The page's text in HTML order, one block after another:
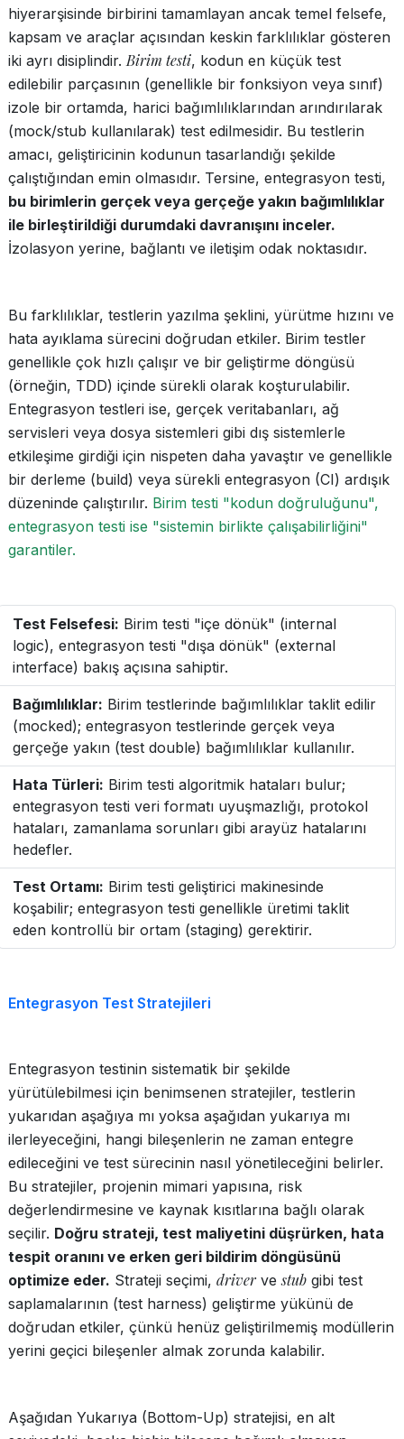
hiyerarşisinde birbirini tamamlayan ancak temel felsefe,
kapsam ve araçlar açısından keskin farklılıklar gösteren
iki ayrı disiplindir.Birim testi, kodun en küçük test
edilebilir parçasının (genellikle bir fonksiyon veya sınıf)
izole bir ortamda, harici bağımlılıklarından arındırılarak
(mock/stub kullanılarak) test edilmesidir. Bu testlerin
amacı, geliştiricinin kodunun tasarlandığı şekilde
çalıştığından emin olmasıdır. Tersine, entegrasyon testi,
bu birimlerin gerçek veya gerçeğe yakın bağımlılıklar
ile birleştirildiği durumdaki davranışını inceler.
İzolasyon yerine, bağlantı ve iletişim odak noktasıdır.
Bu farklılıklar, testlerin yazılma şeklini, yürütme hızını ve
hata ayıklama sürecini doğrudan etkiler. Birim testler
genellikle çok hızlı çalışır ve bir geliştirme döngüsü
(örneğin, TDD) içinde sürekli olarak koşturulabilir.
Entegrasyon testleri ise, gerçek veritabanları, ağ
servisleri veya dosya sistemleri gibi dış sistemlerle
etkileşime girdiği için nispeten daha yavaştır ve genellikle
bir derleme (build) veya sürekli entegrasyon (CI) ardışık
düzeninde çalıştırılır. Birim testi "kodun doğruluğunu",
entegrasyon testi ise "sistemin birlikte çalışabilirliğini"
garantiler.
Test Felsefesi: Birim testi "içe dönük" (internal
logic), entegrasyon testi "dışa dönük" (external
interface) bakış açısına sahiptir.
Bağımlılıklar: Birim testlerinde bağımlılıklar taklit edilir
(mocked); entegrasyon testlerinde gerçek veya
gerçeğe yakın (test double) bağımlılıklar kullanılır.
Hata Türleri: Birim testi algoritmik hataları bulur;
entegrasyon testi veri formatı uyuşmazlığı, protokol
hataları, zamanlama sorunları gibi arayüz hatalarını
hedefler.
Test Ortamı: Birim testi geliştirici makinesinde
koşabilir; entegrasyon testi genellikle üretimi taklit
eden kontrollü bir ortam (staging) gerektirir.
Entegrasyon Test Stratejileri
Entegrasyon testinin sistematik bir şekilde
yürütülebilmesi için benimsenen stratejiler, testlerin
yukarıdan aşağıya mı yoksa aşağıdan yukarıya mı
ilerleyeceğini, hangi bileşenlerin ne zaman entegre
edileceğini ve test sürecinin nasıl yönetileceğini belirler.
Bu stratejiler, projenin mimari yapısına, risk
değerlendirmesine ve kaynak kısıtlarına bağlı olarak
seçilir. Doğru strateji, test maliyetini düşrürken, hata
tespit oranını ve erken geri bildirim döngüsünü
optimize eder. Strateji seçimi, drivervestub gibi test
saplamalarının (test harness) geliştirme yükünü de
doğrudan etkiler, çünkü henüz geliştirilmemiş modüllerin
yerini geçici bileşenler almak zorunda kalabilir.
Aşağıdan Yukarıya (Bottom-Up) stratejisi, en alt